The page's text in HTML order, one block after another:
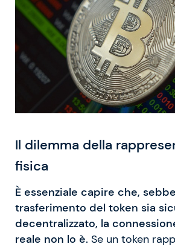
Il dilemma della
fisica
È essenziale capire che,
trasferimento del token sia
decentralizzato, la
reale non lo è. Se un token